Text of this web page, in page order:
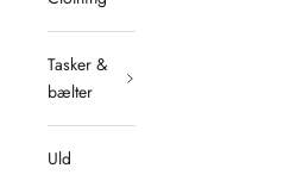
Tasker &
bælter
Uld